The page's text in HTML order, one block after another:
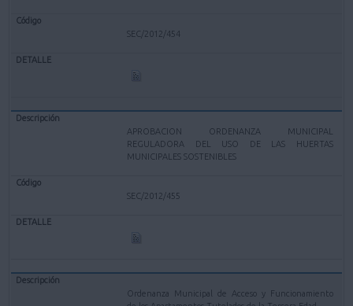
SEC/2012/454
APROBACION ORDENANZA MUNICIPAL
REGULADORA DEL USO DE LAS HUERTAS
MUNICIPALES SOSTENIBLES
SEC/2012/455
Ordenanza Municipal de Acceso y Funcionamiento